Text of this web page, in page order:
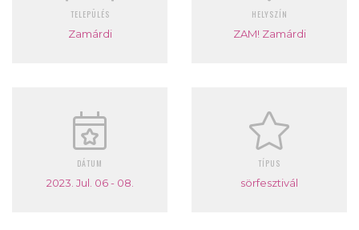
TELEPÜLÉS
Zamárdi
HELYSZÍN
ZAM! Zamárdi
DÁTUM
2023. Jul. 06 - 08.
TÍPUS
sörfesztivál